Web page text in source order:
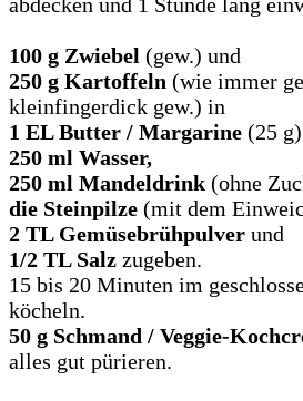
100 g Zwiebel (gew.) und
250 g Kartoffeln (wie immer
kleinfingerdick gew.) in
1 EL Butter / Margarine (25
250 ml Wasser,
250 ml Mandeldrink (ohne
die Steinpilze (mit dem
2 TL Gemüsebrühpulver und
1/2 TL Salz zugeben.
15 bis 20 Minuten im
köcheln.
50 g Schmand / Veggie-
alles gut pürieren.